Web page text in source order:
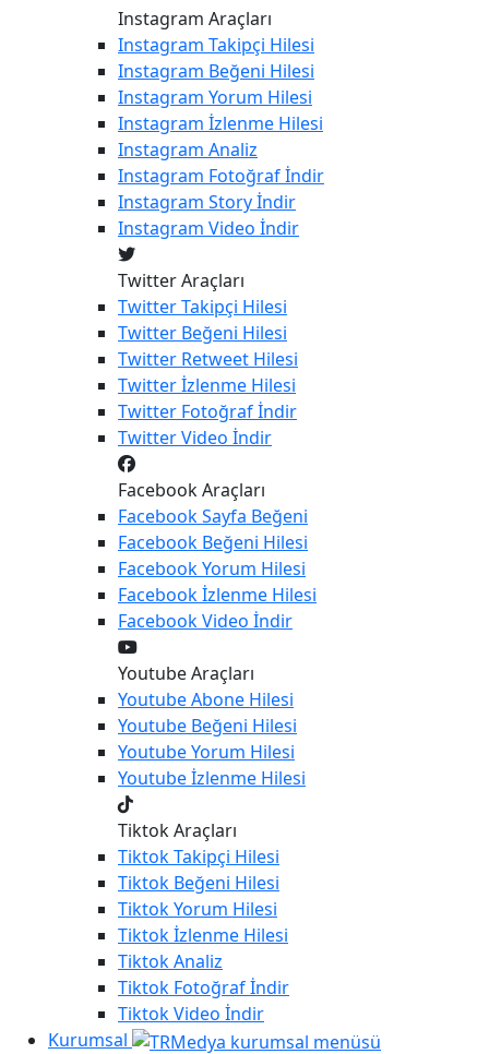
Instagram Araçları
Instagram Takipçi Hilesi
Instagram Beğeni Hilesi
Instagram Yorum Hilesi
Instagram İzlenme Hilesi
Instagram Analiz
Instagram Fotoğraf İndir
Instagram Story İndir
Instagram Video İndir
Twitter Araçları
TwitterTakipçi Hilesi
Twitter Beğeni Hilesi
Twitter Retweet Hilesi
Twitterİzlenme Hilesi
Twitter Fotoğraf İndir
TwitterVideo İndir
Facebook Araçları
FacebookSayfa Beğeni
Facebook Beğeni Hilesi
FacebookYorum Hilesi
Facebookİzlenme Hilesi
FacebookVideo İndir
Youtube Araçları
YoutubeAbone Hilesi
Youtube Beğeni Hilesi
YoutubeYorum Hilesi
Youtubeİzlenme Hilesi
Tiktok Araçları
TiktokTakipçi Hilesi
Tiktok Beğeni Hilesi
TiktokYorum Hilesi
Tiktokİzlenme Hilesi
TiktokAnaliz
Tiktok Fotoğraf İndir
TiktokVideo İndir
Kurumsal